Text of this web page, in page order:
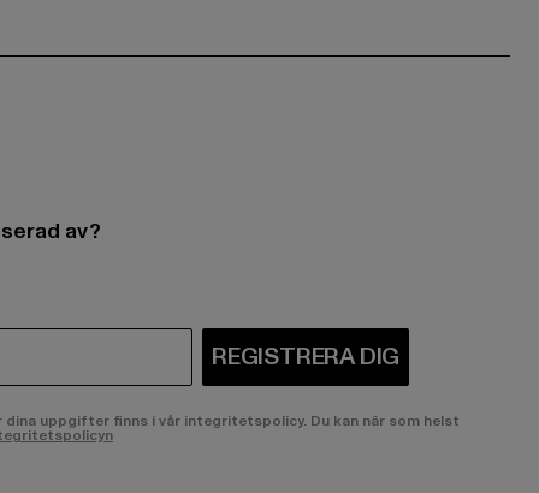
av?
REGISTRERA DIG
uppgifter finns i vår integritetspolicy. Du kan när som helst